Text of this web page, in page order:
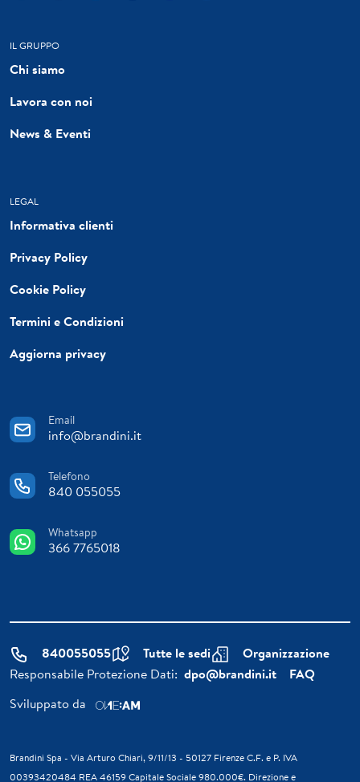
IL GRUPPO
Chi siamo
Lavora con noi
News & Eventi
LEGAL
Informativa clienti
Privacy Policy
Cookie Policy
Termini e Condizioni
Aggiorna privacy
Email
info@brandini.it
Telefono
840 055055
Whatsapp
366 7765018
840055055 Tutte le sedi
Organizzazione
Responsabile Protezione Dati: dpo@brandini.it
FAQ
Sviluppato da
Brandini Spa - Via Arturo Chiari, 9/11/13 - 50127 Firenze C.F. e P. IVA
00393420484 REA 46159 Capitale Sociale 980.000€. Direzione e